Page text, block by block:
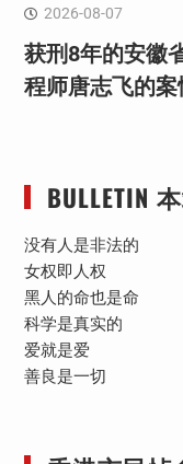
2026-08-07
获刑8年的安徽
程师唐志飞的
BULLETIN
没有人是非法的
女权即人权
黑人的命也是命
科学是真实的
爱就是爱
善良是一切